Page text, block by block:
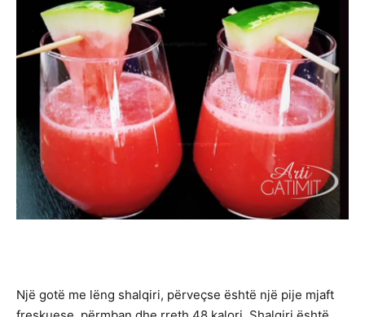
Një gotë me lëng shalqiri, përveçse është një pije mjaft